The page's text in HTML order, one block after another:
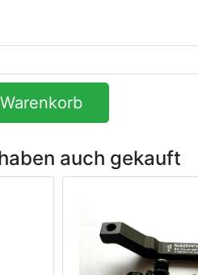
auch gekauft